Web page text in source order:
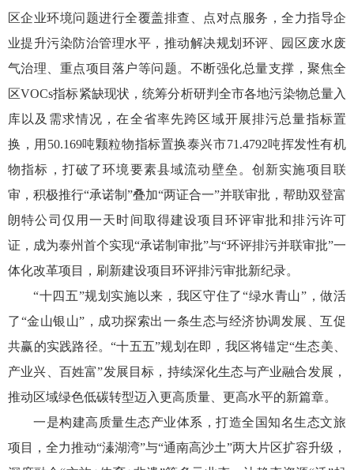
区企业环境问题进行全覆盖排查、点对点服务，全力指导企
业提升污染防治管理水平，推动解决规划环评、园区废水废
气治理、重点项目落户等问题。不断强化总量支撑，聚焦全
区VOCs指标紧缺现状，统筹分析研判全市各地污染物总量入
库以及需求情况，在全省率先跨区域开展排污总量指标置
换，用50.169吨颗粒物指标置换泰兴市71.4792吨挥发性有机
物指标，打破了环境要素县域流动壁垒。创新实施项目联
审，积极推行“承诺制”叠加“两证合一”并联审批，帮助双登富
朗特公司仅用一天时间取得建设项目环评审批和排污许可
证，成为泰州首个实现“承诺制审批”与“环评排污并联审批”一
体化改革项目，刷新建设项目环评排污审批新纪录。
“十四五”规划实施以来，我区守住了“绿水青山”，做活
了“金山银山”，成功探索出一条生态与经济协调发展、互促
共赢的实践路径。“十五五”规划在即，我区将锚定“生态美、
产业兴、百姓富”发展目标，持续深化生态与产业融合发展，
推动区域绿色低碳转型迈入更高质量、更高水平的新篇章。
一是构建高质量生态产业体系，打造全国知名生态文旅
项目，全力推动“溱湖湾”与“通南高沙土”两大片区扩容升级，